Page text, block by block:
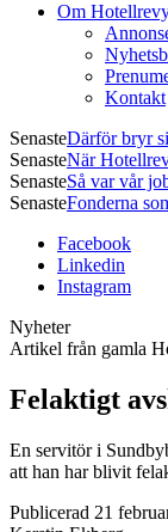
Om
Kontakt
SenasteDärför bryr
SenasteNär
SenasteSå var vår
SenasteFonderna
Facebook
Linkedin
Instagram
Nyheter
Artikel från gamla
Felaktigt
En servitör i
att han har blivit
Publicerad 21